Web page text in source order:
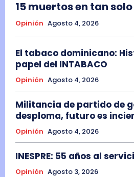
15 muertos en tan
Opinión Agosto 4, 2026
El tabaco dominicano:
papel del INTABACO
Opinión Agosto 4, 2026
Militancia de partido de
desploma, futuro es
Opinión Agosto 4, 2026
INESPRE: 55 años al
Opinión Agosto 3, 2026